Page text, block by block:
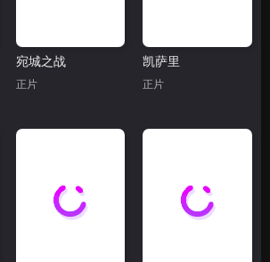
宛城之战
正片
凯萨里
正片